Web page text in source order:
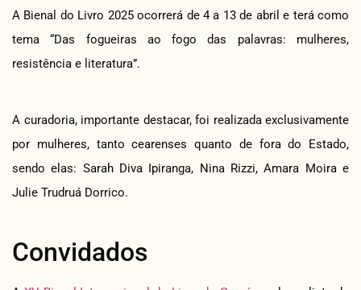
A Bienal do Livro 2025 ocorrerá de 4 a 13 de abril e terá como
tema “Das fogueiras ao fogo das palavras: mulheres,
resistência e literatura”.
A curadoria, importante destacar, foi realizada exclusivamente
por mulheres, tanto cearenses quanto de fora do Estado,
sendo elas: Sarah Diva Ipiranga, Nina Rizzi, Amara Moira e
Julie Trudruá Dorrico.
Convidados